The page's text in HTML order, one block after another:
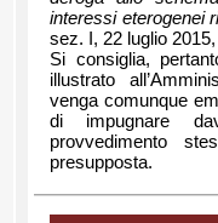
interessi eterogenei
sez. I, 22 luglio
Si consiglia,
illustrato
venga comunque
di impugnare
provvedimento
presupposta.